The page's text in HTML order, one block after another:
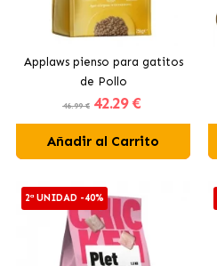
Applaws pienso para gatitos
de Pollo
46.99 € 42.29 €
Añadir al Carrito
2ª UNIDAD -40%